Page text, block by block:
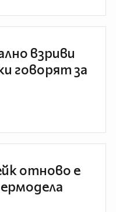
взриви
говорят за
отново е